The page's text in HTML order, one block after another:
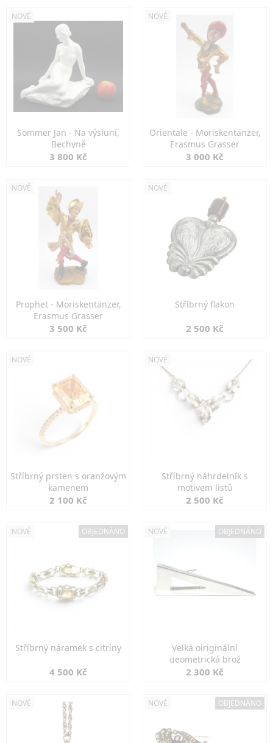
NOVÉ
Sommer Jan - Na výsluní,
Bechyně
3 800 Kč
NOVÉ
Orientale - Moriskentänzer,
Erasmus Grasser
3 000 Kč
NOVÉ
Prophet - Moriskentänzer,
Erasmus Grasser
3 500 Kč
NOVÉ
Stříbrný flakon
2 500 Kč
NOVÉ
Stříbrný prsten s oranžovým
kamenem
2 100 Kč
NOVÉ
Stříbrný náhrdelník s
motivem listů
2 500 Kč
NOVÉ OBJEDNÁNO
Stříbrný náramek s citríny
4 500 Kč
NOVÉ OBJEDNÁNO
Velká oiriginální
geometrická brož
2 300 Kč
NOVÉ NOVÉ OBJEDNÁNO